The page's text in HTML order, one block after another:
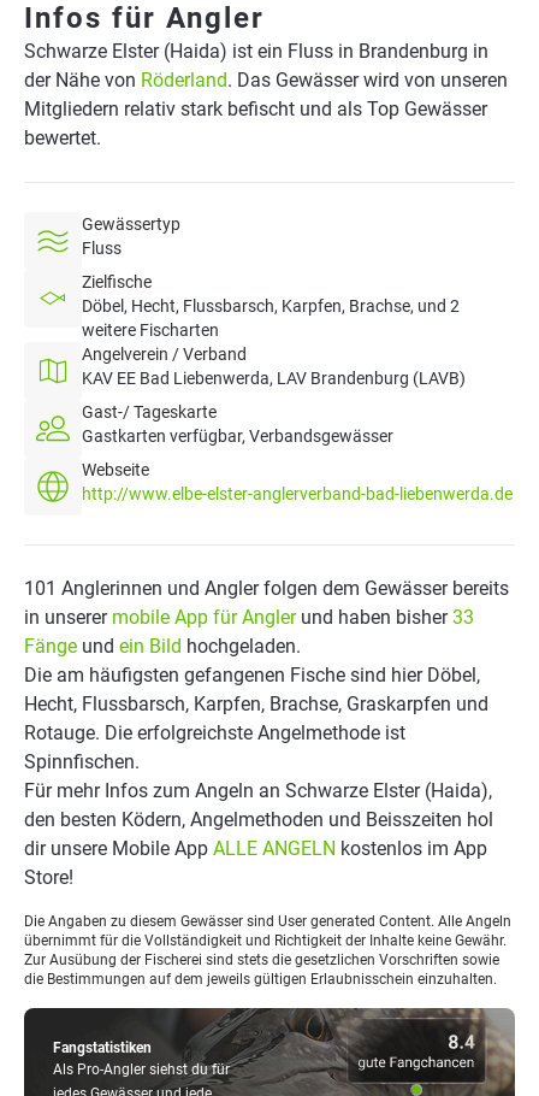
Infos für Angler
Schwarze Elster (Haida) ist ein Fluss in Brandenburg in
der Nähe von Röderland. Das Gewässer wird von unseren
Mitgliedern relativ stark befischt und als Top Gewässer
bewertet.
Gewässertyp
Fluss
Zielfische
Döbel, Hecht, Flussbarsch, Karpfen, Brachse, und 2
weitere Fischarten
Angelverein / Verband
KAV EE Bad Liebenwerda, LAV Brandenburg (LAVB)
Gast-/ Tageskarte
Gastkarten verfügbar, Verbandsgewässer
Webseite
http://www.elbe-elster-anglerverband-bad-liebenwerda.de
Fangstatistiken
Als Pro-Angler siehst du für
101 Anglerinnen und Angler folgen dem Gewässer bereits
in unserer mobile App für Anglerund haben bisher33
Fänge und ein Bild hochgeladen.
Die am häufigsten gefangenen Fische sind hier Döbel,
Hecht, Flussbarsch, Karpfen, Brachse, Graskarpfen und
Rotauge. Die erfolgreichste Angelmethode ist
Spinnfischen.
Für mehr Infos zum Angeln an Schwarze Elster (Haida),
den besten Ködern, Angelmethoden und Beisszeiten hol
dir unsere Mobile App ALLE ANGELN kostenlos im App
Store!
Die Angaben zu diesem Gewässer sind User generated Content. Alle Angeln
übernimmt für die Vollständigkeit und Richtigkeit der Inhalte keine Gewähr.
Zur Ausübung der Fischerei sind stets die gesetzlichen Vorschriften sowie
die Bestimmungen auf dem jeweils gültigen Erlaubnisschein einzuhalten.